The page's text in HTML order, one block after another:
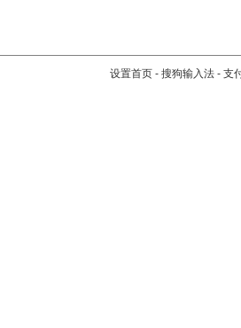
设置首页 - 搜狗输入法 - 支